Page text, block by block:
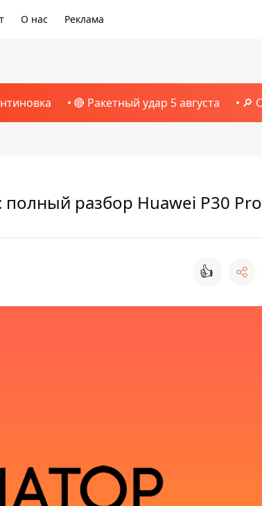
О нас Реклама
🔴 Ракетный удар 5 августа 🔎
разбор Huawei P30 Pro
👍